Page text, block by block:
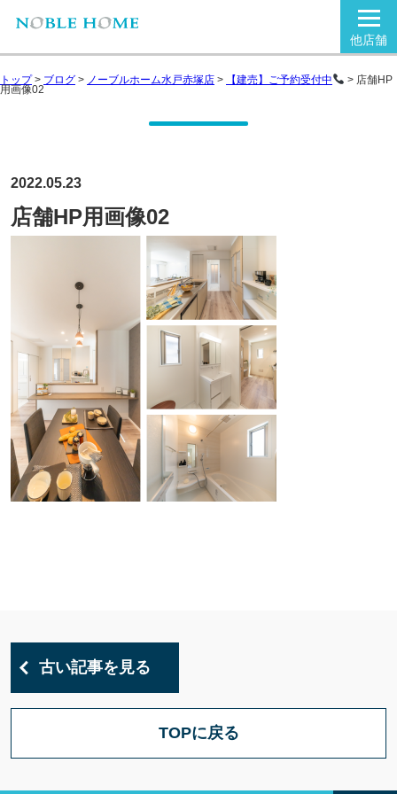
他店舗
トップ> ブログ > ノーブルホーム水戸赤塚店 > 【建売】ご予約受付中 > 店舗HP
用画像02
2022.05.23
店舗HP用画像02
古い記事を見る
TOPに戻る